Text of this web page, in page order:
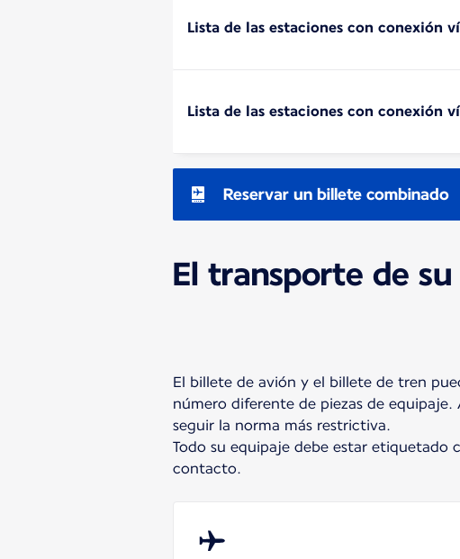
Lista de las estaciones con conexión
Lista de las estaciones con conexión
Reservar un billete combinado
El transporte de
El billete de avión y el billete de tren
número diferente de piezas de equipaje.
seguir la norma más restrictiva.
Todo su equipaje debe estar etiquetado
contacto.